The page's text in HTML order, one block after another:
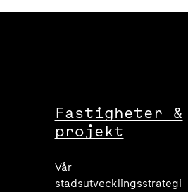
Fastigheter &
projekt
Vår
stadsutvecklingsstrategi